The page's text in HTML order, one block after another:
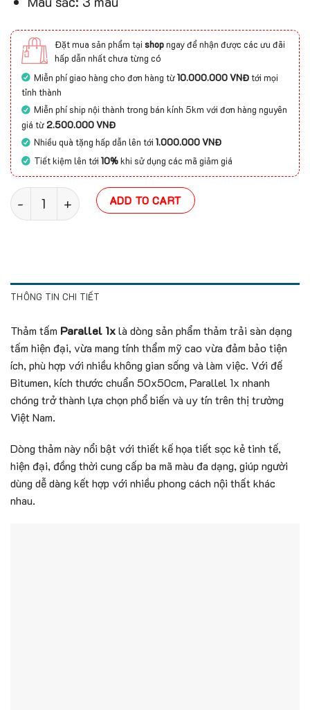
Đặt mua sản phẩm tại shopngay để nhận được các ưu đãi
hấp dẫn nhất chưa từng có
Miễn phí giao hàng cho đơn hàng từ10.000.000 VNĐtới mọi
tỉnh thành
Miễn phí ship nội thành trong bán kính 5km với đơn hàng nguyên
giá từ2.500.000 VNĐ
Nhiều quà tặng hấp dẫn lên tới1.000.000 VNĐ
Tiết kiệm lên tới10%khi sử dụng các mã giảm giá
Thảm tấm Parallel 1x quantity
ADD TO CART
THÔNG TIN CHI TIẾT
Thảm tấm Parallel 1xlà dòng sản phẩm thảm trải sàn dạng
tấm hiện đại, vừa mang tính thẩm mỹ cao vừa đảm bảo tiện
ích, phù hợp với nhiều không gian sống và làm việc. Với đế
Bitumen, kích thước chuẩn 50x50cm, Parallel 1x nhanh
chóng trở thành lựa chọn phổ biến và uy tín trên thị trường
Việt Nam.
Dòng thảm này nổi bật với thiết kế họa tiết sọc kẻ tinh tế,
hiện đại, đồng thời cung cấp ba mã màu đa dạng, giúp người
dùng dễ dàng kết hợp với nhiều phong cách nội thất khác
nhau.